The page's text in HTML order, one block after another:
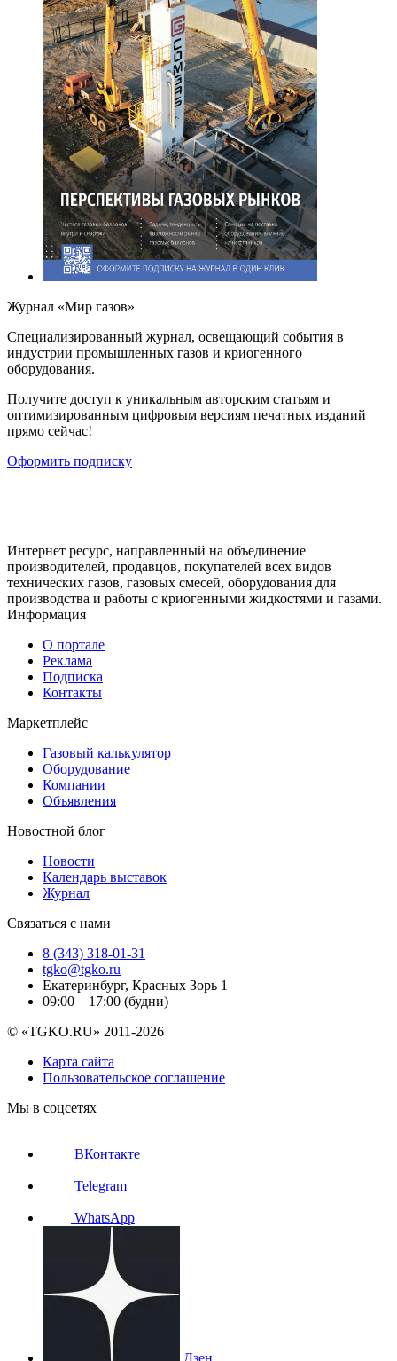
Журнал «Мир газов»
Cпециализированный журнал, освещающий события в
индустрии промышленных газов и криогенного
оборудования.
Получите доступ к уникальным авторским статьям и
оптимизированным цифровым версиям печатных изданий
прямо сейчас!
Оформить подписку
Интернет ресурс, направленный на объединение
производителей, продавцов, покупателей всех видов
технических газов, газовых смесей, оборудования для
производства и работы с криогенными жидкостями и газами.
Информация
О портале
Реклама
Подписка
Контакты
Маркетплейс
Газовый калькулятор
Оборудование
Компании
Объявления
Новостной блог
Новости
Календарь выставок
Журнал
Связаться с нами
8 (343) 318-01-31
tgko@tgko.ru
Екатеринбург, Красных Зорь 1
09:00 – 17:00 (будни)
© «TGKO.RU» 2011-2026
Карта сайта
Пользовательское соглашение
Мы в соцсетях
ВКонтакте
Telegram
WhatsApp